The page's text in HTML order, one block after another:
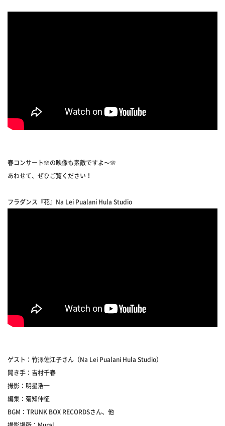
春コンサート🌸の映像も素敵ですよ〜🌸
あわせて、ぜひご覧ください！
フラダンス『花』Na Lei Pualani Hula Studio
ゲスト：竹澤佐江子さん（Na Lei Pualani Hula Studio）
聞き手：吉村千春
撮影：明星浩一
編集：菊知伸征
BGM：TRUNK BOX RECORDSさん、他